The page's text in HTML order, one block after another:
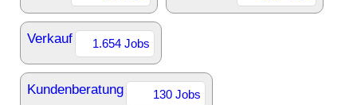
Verkauf 1.654 Jobs
Kundenberatung 130 Jobs